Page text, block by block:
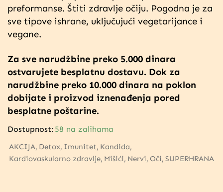
preformanse. Štiti zdravlje očiju. Pogodna je za
sve tipove ishrane, uključujući vegetarijance i
vegane.
Za sve narudžbine preko 5.000 dinara
ostvarujete besplatnu dostavu. Dok za
narudžbine preko 10.000 dinara na poklon
dobijate i proizvod iznenađenja pored
besplatne poštarine.
Dostupnost: 58 na zalihama
AKCIJA Detox Imunitet Kandida
Kardiovaskularno zdravlje Mišići Nervi Oči SUPERHRANA